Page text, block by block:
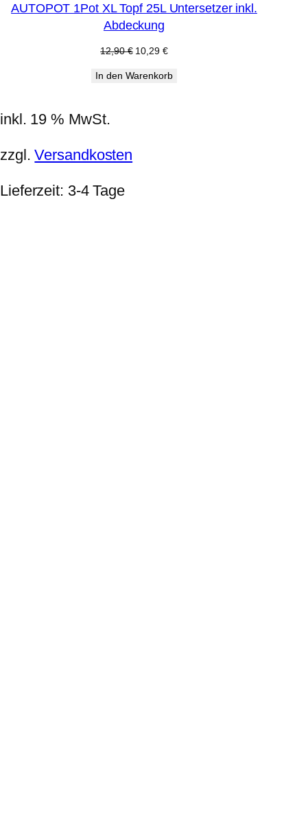
Angebot
AUTOPOT 1Pot XL Topf 25L Untersetzer inkl.
Abdeckung
12,90€ Ursprünglicher
war:
10,29 €Aktueller
ist:
In den Warenkorb
inkl. 19 % MwSt.
zzgl.Versandkosten
Lieferzeit: 3-4 Tage